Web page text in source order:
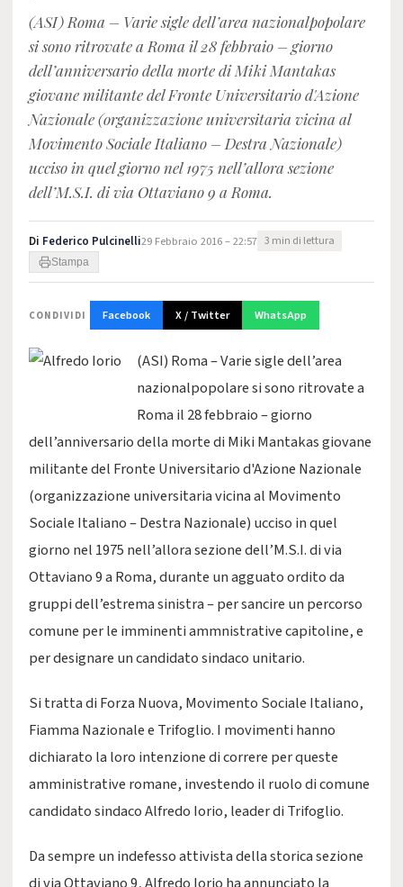
(ASI) Roma – Varie sigle dell’area nazionalpopolare
si sono ritrovate a Roma il 28 febbraio – giorno
dell’anniversario della morte di Miki Mantakas
giovane militante del Fronte Universitario d'Azione
Nazionale (organizzazione universitaria vicina al
Movimento Sociale Italiano – Destra Nazionale)
ucciso in quel giorno nel 1975 nell’allora sezione
dell’M.S.I. di via Ottaviano 9 a Roma.
Di Federico Pulcinelli29 Febbraio 2016 – 22:57 3 min di lettura
Stampa
CONDIVIDI Facebook X / Twitter WhatsApp
(ASI) Roma – Varie sigle dell’area
nazionalpopolare si sono ritrovate a
Roma il 28 febbraio – giorno
dell’anniversario della morte di Miki Mantakas giovane
militante del Fronte Universitario d'Azione Nazionale
(organizzazione universitaria vicina al Movimento
Sociale Italiano – Destra Nazionale) ucciso in quel
giorno nel 1975 nell’allora sezione dell’M.S.I. di via
Ottaviano 9 a Roma, durante un agguato ordito da
gruppi dell’estrema sinistra – per sancire un percorso
comune per le imminenti ammnistrative capitoline, e
per designare un candidato sindaco unitario.
Si tratta di Forza Nuova, Movimento Sociale Italiano,
Fiamma Nazionale e Trifoglio. I movimenti hanno
dichiarato la loro intenzione di correre per queste
amministrative romane, investendo il ruolo di comune
candidato sindaco Alfredo Iorio, leader di Trifoglio.
Da sempre un indefesso attivista della storica sezione